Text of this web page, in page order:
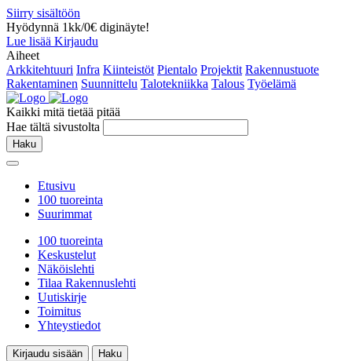
Siirry sisältöön
Hyödynnä 1kk/0€ diginäyte!
Lue lisää Kirjaudu
Aiheet
Arkkitehtuuri Infra Kiinteistöt Pientalo Projektit Rakennustuote
Rakentaminen Suunnittelu Talotekniikka Talous Työelämä
Kaikki mitä tietää pitää
Hae tältä sivustolta
Haku
Etusivu
100 tuoreinta
Suurimmat
100 tuoreinta
Keskustelut
Näköislehti
Tilaa Rakennuslehti
Uutiskirje
Toimitus
Yhteystiedot
Kirjaudu sisään
Haku